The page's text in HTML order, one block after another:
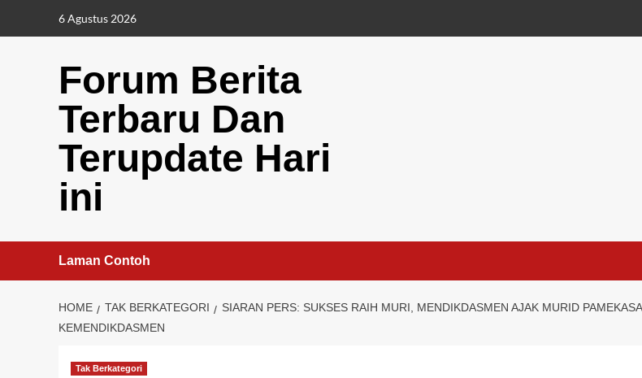
6 Agustus 2026
Forum Berita
Terbaru Dan
Terupdate Hari
ini
Laman Contoh
HOME TAK BERKATEGORI
SIARAN PERS: SUKSES RAIH MURI, MENDIKDASMEN AJAK MURID
KEMENDIKDASMEN
Tak Berkategori